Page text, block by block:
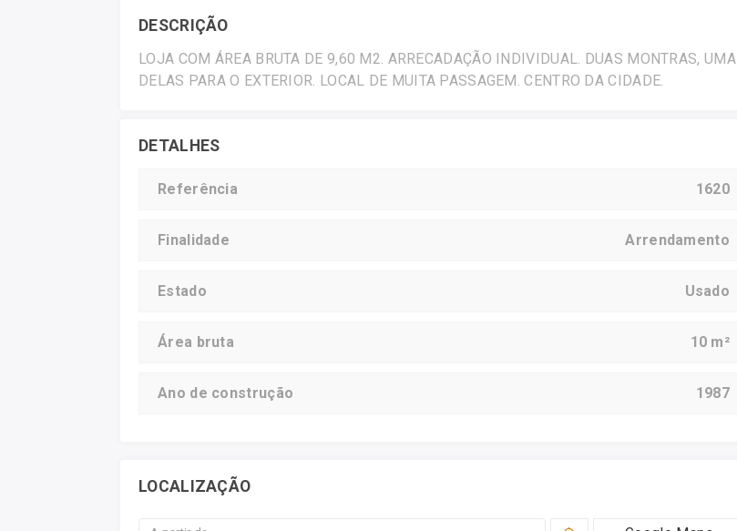
DESCRIÇÃO
LOJA COM ÁREA BRUTA DE 9,60 M2. ARRECADAÇÃO INDIVIDUAL. DUAS MONTRAS, UMA
DELAS PARA O EXTERIOR. LOCAL DE MUITA PASSAGEM. CENTRO DA CIDADE.
DETALHES
Referência 1620
Finalidade Arrendamento
Estado Usado
Área bruta 10 m²
Ano de construção 1987
LOCALIZAÇÃO